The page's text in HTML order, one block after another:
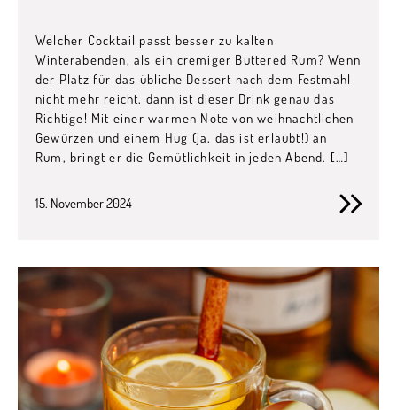
Welcher Cocktail passt besser zu kalten
Winterabenden, als ein cremiger Buttered Rum? Wenn
der Platz für das übliche Dessert nach dem Festmahl
nicht mehr reicht, dann ist dieser Drink genau das
Richtige! Mit einer warmen Note von weihnachtlichen
Gewürzen und einem Hug (ja, das ist erlaubt!) an
Rum, bringt er die Gemütlichkeit in jeden Abend. […]
15. November 2024